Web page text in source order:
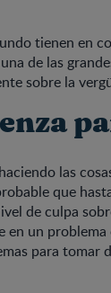
tienen en
de las
sobre la
las
que
de culpa
en un
para tomar